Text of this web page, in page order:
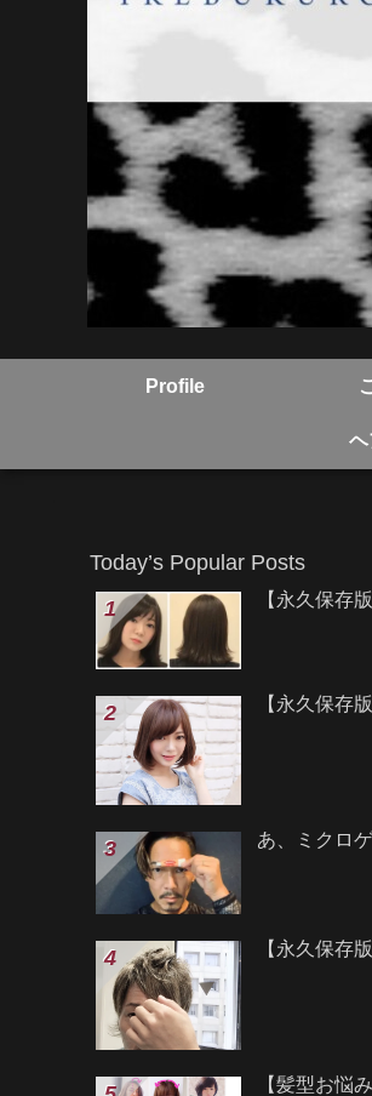
Profile
ヘ
Today’s Popular Posts
【永久保存
【永久保存
あ、ミクロ
【永久保存
【髪型お悩